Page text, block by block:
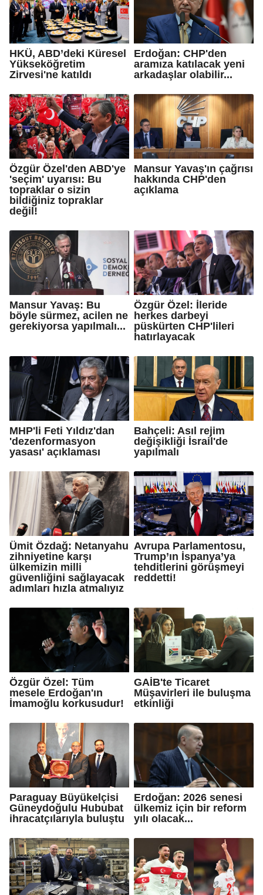
HKÜ, ABD’deki Küresel
Yükseköğretim
Zirvesi'ne katıldı
Erdoğan: CHP'den
aramıza katılacak yeni
arkadaşlar olabilir...
Özgür Özel'den ABD'ye
'seçim' uyarısı: Bu
topraklar o sizin
bildiğiniz topraklar
değil!
Mansur Yavaş'ın çağrısı
hakkında CHP'den
açıklama
Mansur Yavaş: Bu
böyle sürmez, acilen ne
gerekiyorsa yapılmalı...
Özgür Özel: İleride
herkes darbeyi
püskürten CHP'lileri
hatırlayacak
MHP'li Feti Yıldız'dan
'dezenformasyon
yasası' açıklaması
Bahçeli: Asıl rejim
değişikliği İsrail'de
yapılmalı
Ümit Özdağ: Netanyahu
zihniyetine karşı
ülkemizin milli
güvenliğini sağlayacak
adımları hızla atmalıyız
Avrupa Parlamentosu,
Trump’ın İspanya’ya
tehditlerini görüşmeyi
reddetti!
Özgür Özel: Tüm
mesele Erdoğan'ın
İmamoğlu korkusudur!
GAİB'te Ticaret
Müşavirleri ile buluşma
etkinliği
Paraguay Büyükelçisi
Güneydoğulu Hububat
ihracatçılarıyla buluştu
Erdoğan: 2026 senesi
ülkemiz için bir reform
yılı olacak...